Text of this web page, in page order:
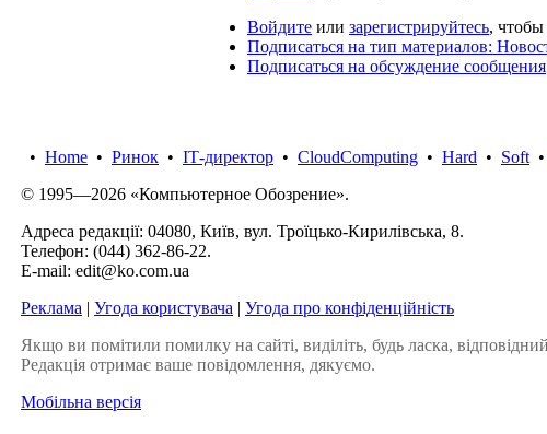
Войдите или зарегистрируйтесь,
Подписаться на тип материалов:
Подписаться на обсуждение сообщения
• Home • Ринок • IТ-директор • CloudComputing • Hard • Soft •
© 1995—2026 «Компьютерное Обозрение».
Адреса редакції: 04080, Київ, вул. Троїцько-Кирилівська, 8.
Телефон: (044) 362-86-22.
E-mail: edit@ko.com.ua
Реклама | Угода користувача | Угода про конфіденційність
Якщо ви помітили помилку на сайті, виділіть, будь ласка,
Редакція отримає ваше повідомлення, дякуємо.
Мобільна версія